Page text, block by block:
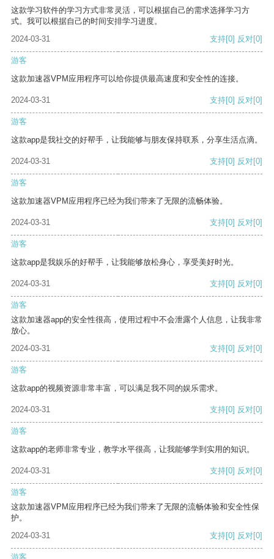
这款学习软件的学习方式非常灵活，可以根据自己的需求选择学习方
式。我可以根据自己的时间安排学习进度。
2024-03-31
支持[0] 反对[0]
游客
这款加速器VPM应用程序可以给你提供最高速度和安全性的连接。
2024-03-31 支持[0] 反对[0]
游客
这款app是我社交的好帮手，让我能够与朋友保持联系，分享生活点滴。
2024-03-31 支持[0] 反对[0]
游客
这款加速器VPM应用程序已经为我们带来了无限的流畅体验。
2024-03-31 支持[0] 反对[0]
游客
这款app是我娱乐的好帮手，让我能够放松身心，享受美好时光。
2024-03-31 支持[0] 反对[0]
游客
这款加速器app的安全性很高，使用过程中不会泄露个人信息，让我非常
放心。
2024-03-31
支持[0] 反对[0]
游客
这款app的视频资源非常丰富，可以满足我不同的娱乐需求。
2024-03-31 支持[0] 反对[0]
游客
这款app的老师非常专业，教学水平很高，让我能够学到实用的知识。
2024-03-31 支持[0] 反对[0]
游客
这款加速器VPM应用程序已经为我们带来了无限的流畅体验和安全性保
护。
2024-03-31
支持[0] 反对[0]
游客